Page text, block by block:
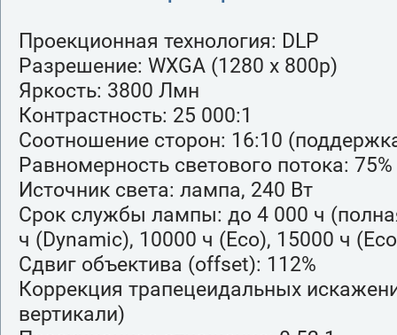
Проекционная технология: DLP
Разрешение: WXGA (1280 х 800p)
Яркость: 3800 Лмн
Контрастность: 25 000:1
Соотношение сторон: 16:10
Равномерность светового потока: 75%
Источник света: лампа, 240 Вт
Срок службы лампы: до 4 000 ч
ч (Dynamic), 10000 ч (Eco), 15000 ч
Сдвиг объектива (offset): 112%
Коррекция трапецеидальных
вертикали)